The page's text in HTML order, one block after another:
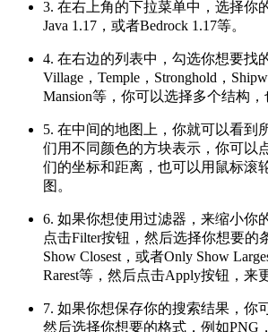
3. 在右上角的下拉菜单中，选择你
Java 1.17，或者Bedrock 1.17等。
4. 在右边的列表中，勾选你想要找
Village，Temple，Stronghold，
Mansion等，你可以选择多个结构，
5. 在中间的地图上，你就可以看到
们用不同颜色的方块表示，你可以
们的坐标和距离，也可以用鼠标滚
图。
6. 如果你想使用过滤器，来缩小你
点击Filter按钮，然后选择你想要的
Show Closest，或者Only Show
Rarest等，然后点击Apply按钮，来
7. 如果你想保存你的搜索结果，你
然后选择你想要的格式，例如PNG